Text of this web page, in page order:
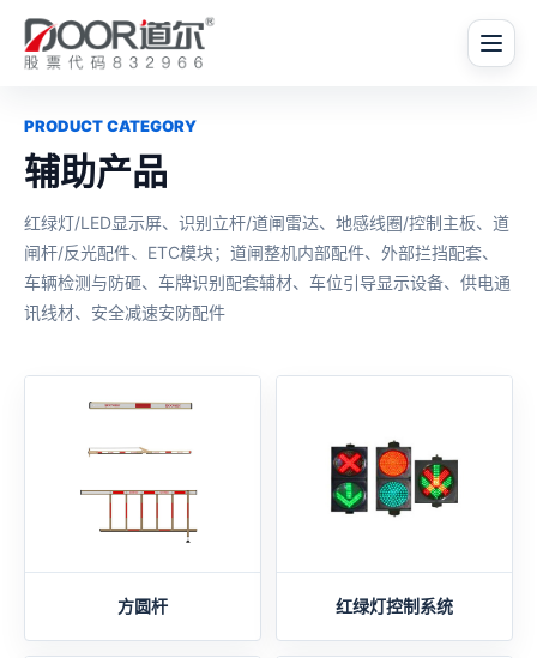
PRODUCT CATEGORY
辅助产品
红绿灯/LED显示屏、识别立杆/道闸雷达、地感线圈/控制主板、道
闸杆/反光配件、ETC模块；道闸整机内部配件、外部拦挡配套、
车辆检测与防砸、车牌识别配套辅材、车位引导显示设备、供电通
讯线材、安全减速安防配件
方圆杆 红绿灯控制系统